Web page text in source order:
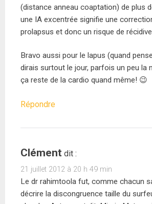
(distance anneau coaptation) de plus
une IA excentrée signifie une
prolapsus et donc un risque de
Bravo aussi pour le lapus (quand
dirais surtout le jour, parfois un peu la
ça reste de la cardio quand même! 😉
Répondre
Clément dit :
21 juillet 2012 à 20 h 49 min
Le dr rahimtoola fut, comme chacun
décrire la discongruence taille du